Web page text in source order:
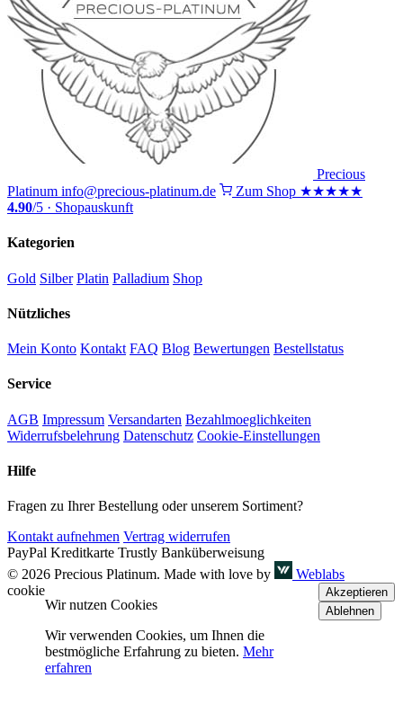
Precious
Platinum info@precious-platinum.de Zum Shop ★★★★★
4.90/5 · Shopauskunft
Kategorien
Gold Silber Platin Palladium Shop
Nützliches
Mein Konto Kontakt FAQ Blog Bewertungen Bestellstatus
Service
AGB Impressum Versandarten Bezahlmoeglichkeiten
Widerrufsbelehrung Datenschutz Cookie-Einstellungen
Hilfe
Fragen zu Ihrer Bestellung oder unserem Sortiment?
Kontakt aufnehmen Vertrag widerrufen
PayPal Kreditkarte Trustly Banküberweisung
© 2026 Precious Platinum. Made with love by
Weblabs
cookie
Wir nutzen Cookies
Wir verwenden Cookies, um Ihnen die
bestmögliche Erfahrung zu bieten. Mehr
erfahren
Akzeptieren
Ablehnen